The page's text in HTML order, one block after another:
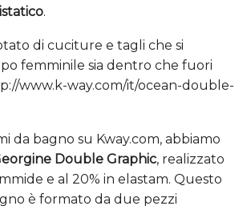
.
di cuciture e tagli che si
femminile sia dentro che fuori
www.k-way.com/it/ocean-double-
da bagno su Kway.com, abbiamo
Double Graphic, realizzato
e al 20% in elastam. Questo
è formato da due pezzi